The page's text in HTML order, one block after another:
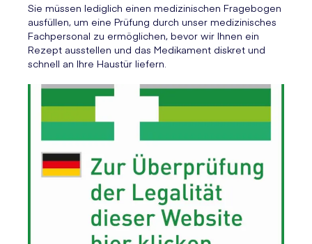
Sie müssen lediglich einen medizinischen Fragebogen
ausfüllen, um eine Prüfung durch unser medizinisches
Fachpersonal zu ermöglichen, bevor wir Ihnen ein
Rezept ausstellen und das Medikament diskret und
schnell an Ihre Haustür liefern.